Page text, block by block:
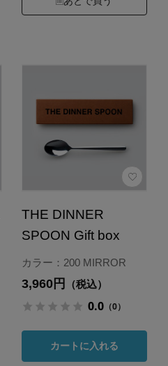
THE DINNER
SPOON Gift box
カラー：200 MIRROR
3,960円 （税込）
0.0（0）
カートに入れる